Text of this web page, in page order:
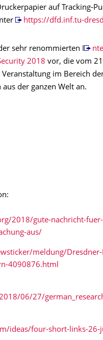
auf Tracking-
https://dfd.inf.tu-
sehr renommierten I
2018 vor, die vom
im Bereich
der ganzen Welt an.
2018/gute-nachricht-
aus/
meldung/
4090876.html
06/27/
ideas/four-short-links-26-